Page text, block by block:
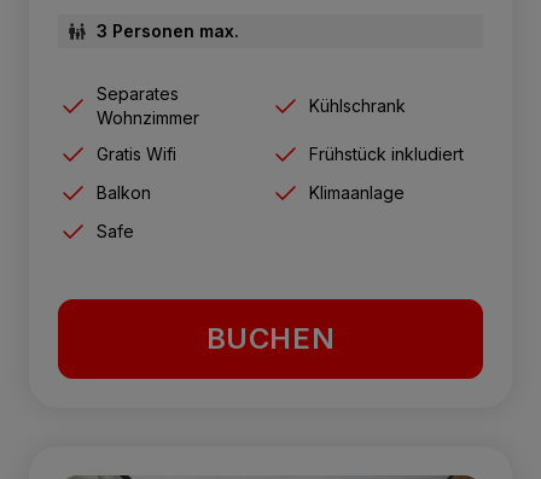
3 Personen max.
Separates
Wohnzimmer
Kühlschrank
Gratis Wifi
Frühstück inkludiert
Balkon
Klimaanlage
Safe
BUCHEN